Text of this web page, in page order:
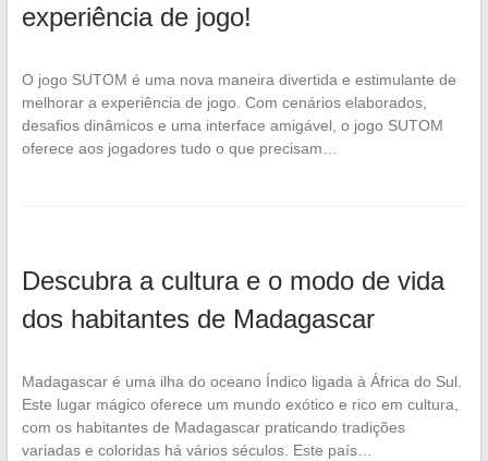
experiência de jogo!
O jogo SUTOM é uma nova maneira divertida e estimulante de
melhorar a experiência de jogo. Com cenários elaborados,
desafios dinâmicos e uma interface amigável, o jogo SUTOM
oferece aos jogadores tudo o que precisam…
Descubra a cultura e o modo de vida
dos habitantes de Madagascar
Madagascar é uma ilha do oceano Índico ligada à África do Sul.
Este lugar mágico oferece um mundo exótico e rico em cultura,
com os habitantes de Madagascar praticando tradições
variadas e coloridas há vários séculos. Este país…